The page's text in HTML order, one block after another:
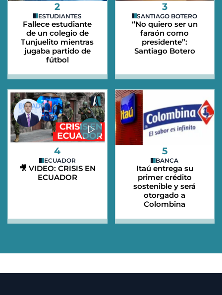
2
ESTUDIANTES
Fallece estudiante
de un colegio de
Tunjuelito mientras
jugaba partido de
fútbol
3
SANTIAGO BOTERO
“No quiero ser un
faraón como
presidente”:
Santiago Botero
4
ECUADOR
🎥 VIDEO: CRISIS EN
ECUADOR
5
BANCA
Itaú entrega su
primer crédito
sostenible y será
otorgado a
Colombina